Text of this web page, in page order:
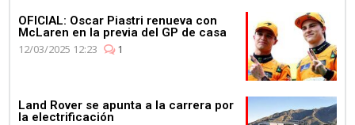
OFICIAL: Oscar Piastri renueva con
McLaren en la previa del GP de casa
12/03/2025 12:23
1
Land Rover se apunta a la carrera por
la electrificación